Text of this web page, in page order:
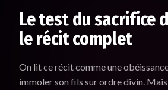
Le test du sacrifice
le récit complet
On lit ce récit comme une
immoler son fils sur ordre divin.
Renseignez votre adresse email. Ex. :